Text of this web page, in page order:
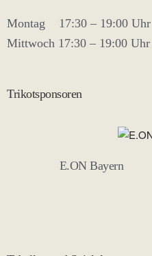
Montag 17:30 – 19:00 Uhr
Mittwoch 17:30 – 19:00 Uhr
Trikotsponsoren
E.ON Bayern